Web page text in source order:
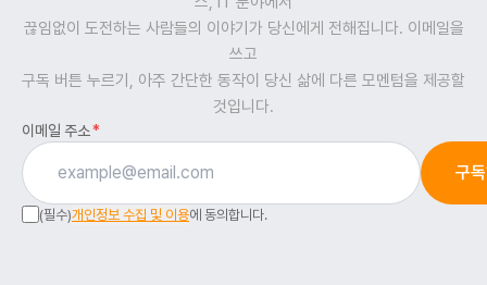
끊임없이 도전하는 사람들의 이야기가 당신에게 전해집니다. 이메일을
쓰고
구독 버튼 누르기, 아주 간단한 동작이 당신 삶에 다른 모멘텀을 제공할
것입니다.
이메일 주소*
구
(필수)개인정보 수집 및 이용에 동의합니다.